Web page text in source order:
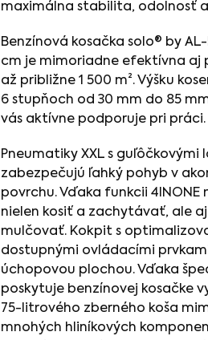
maximálna stabilita, odolnosť
Benzínová kosačka solo® by AL-
cm je mimoriadne efektívna aj
až približne 1 500 m². Výšku
6 stupňoch od 30 mm do 85
vás aktívne podporuje pri práci.
Pneumatiky XXL s
zabezpečujú ľahký pohyb v
povrchu. Vďaka funkcii
nielen kosiť a zachytávať, ale
mulčovať. Kokpit s
dostupnými ovládacími
úchopovou plochou. Vďaka
poskytuje benzínovej kosačke
75-litrového zberného koša
mnohých hliníkových